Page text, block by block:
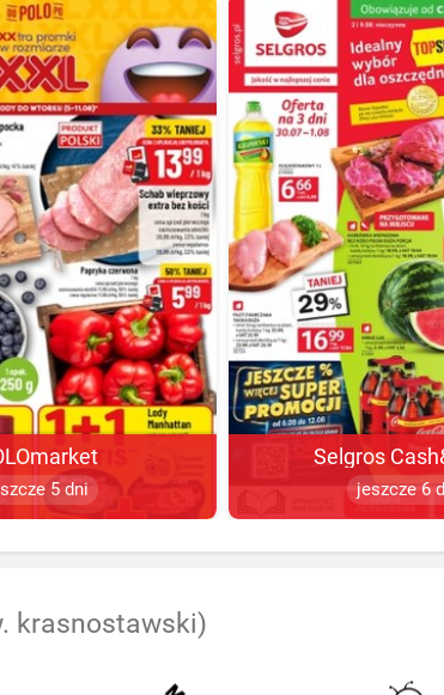
5 dni
Selgros
jeszcze 6
krasnostawski)